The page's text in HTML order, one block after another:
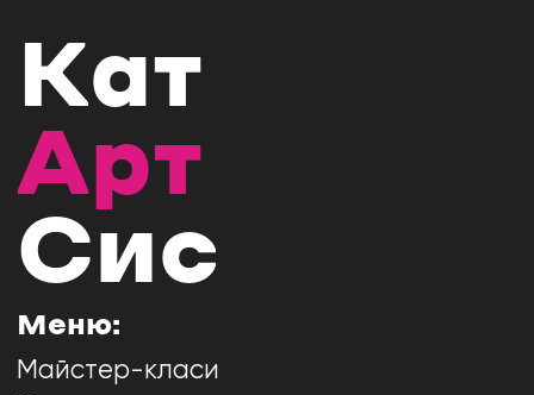
Кат
Арт
Сис
Меню:
Майстер-класи